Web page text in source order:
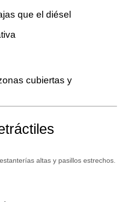
que el diésel
cubiertas y
altas y pasillos estrechos.